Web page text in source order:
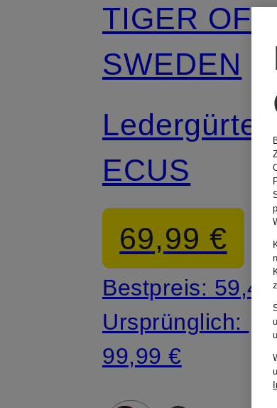
TIGER OF
SWEDEN
Ledergürtel
ECUS
69,99 €
Bestpreis:
Ursprünglich:
99,99 €